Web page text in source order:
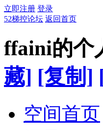
立即注册 登录
52梯控论坛 返回首页
ffaini的个
藏] [复制]
空间首页